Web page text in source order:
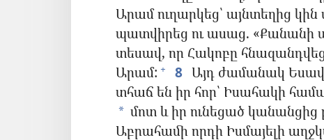
Արամ ուղարկեց՝ այնտեղից կին
պատվիրեց ու ասաց. «Քանանի
տեսավ, որ Հակոբը
Արամ: + 8 Այդ ժամանակ
տհաճ են իր հոր՝ Իսահակի
* մոտ և իր ունեցած կանանցից
Աբրահամի որդի Իսմայելի